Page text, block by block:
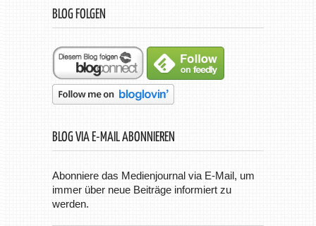
BLOG FOLGEN
BLOG VIA E-MAIL ABONNIEREN
Abonniere das Medienjournal via E-Mail, um
immer über neue Beiträge informiert zu
werden.